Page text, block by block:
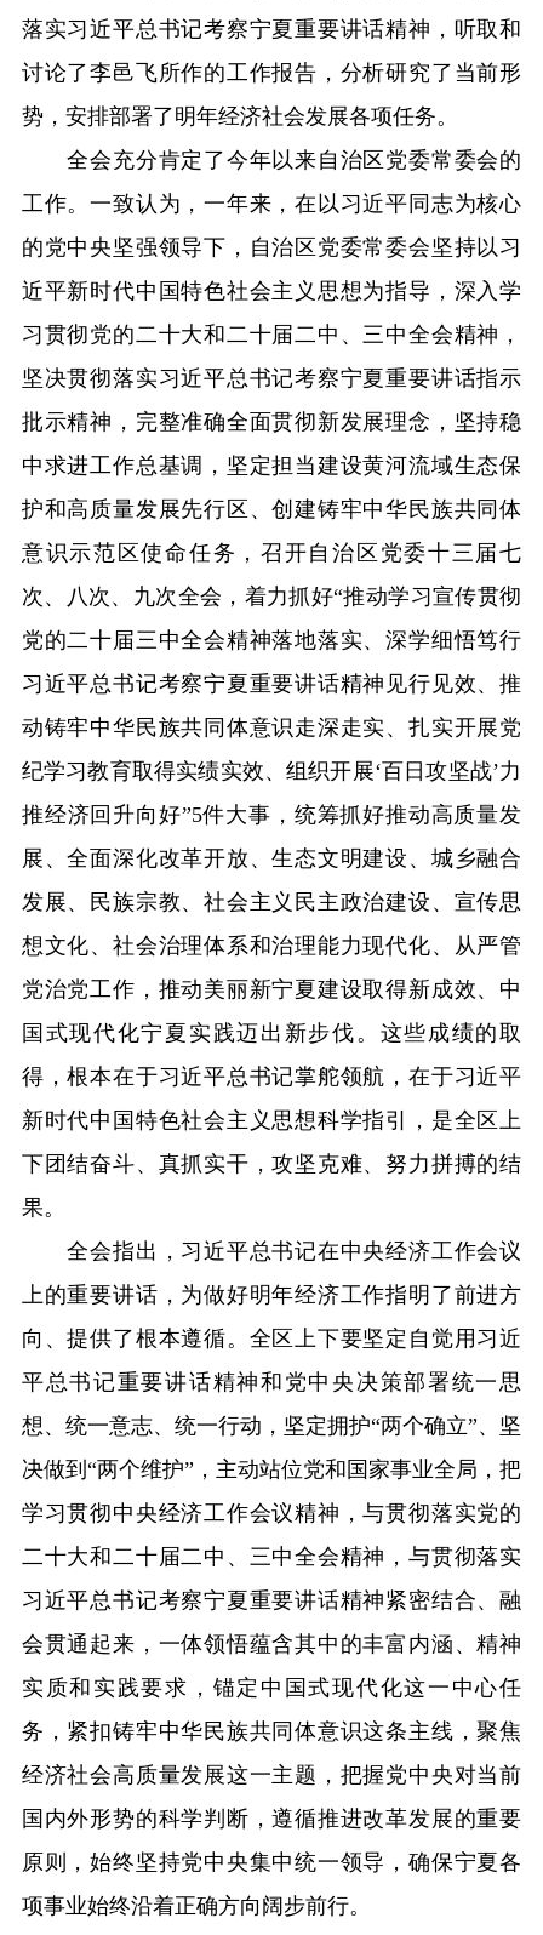
落实习近平总书记考察宁夏重要讲话精神，听取和
讨论了李邑飞所作的工作报告，分析研究了当前形
势，安排部署了明年经济社会发展各项任务。
全会充分肯定了今年以来自治区党委常委会的
工作。一致认为，一年来，在以习近平同志为核心
的党中央坚强领导下，自治区党委常委会坚持以习
近平新时代中国特色社会主义思想为指导，深入学
习贯彻党的二十大和二十届二中、三中全会精神，
坚决贯彻落实习近平总书记考察宁夏重要讲话指示
批示精神，完整准确全面贯彻新发展理念，坚持稳
中求进工作总基调，坚定担当建设黄河流域生态保
护和高质量发展先行区、创建铸牢中华民族共同体
意识示范区使命任务，召开自治区党委十三届七
次、八次、九次全会，着力抓好“推动学习宣传贯彻
党的二十届三中全会精神落地落实、深学细悟笃行
习近平总书记考察宁夏重要讲话精神见行见效、推
动铸牢中华民族共同体意识走深走实、扎实开展党
纪学习教育取得实绩实效、组织开展‘百日攻坚战’力
推经济回升向好”5件大事，统筹抓好推动高质量发
展、全面深化改革开放、生态文明建设、城乡融合
发展、民族宗教、社会主义民主政治建设、宣传思
想文化、社会治理体系和治理能力现代化、从严管
党治党工作，推动美丽新宁夏建设取得新成效、中
国式现代化宁夏实践迈出新步伐。这些成绩的取
得，根本在于习近平总书记掌舵领航，在于习近平
新时代中国特色社会主义思想科学指引，是全区上
下团结奋斗、真抓实干，攻坚克难、努力拼搏的结
果。
全会指出，习近平总书记在中央经济工作会议
上的重要讲话，为做好明年经济工作指明了前进方
向、提供了根本遵循。全区上下要坚定自觉用习近
平总书记重要讲话精神和党中央决策部署统一思
想、统一意志、统一行动，坚定拥护“两个确立”、坚
决做到“两个维护”，主动站位党和国家事业全局，把
学习贯彻中央经济工作会议精神，与贯彻落实党的
二十大和二十届二中、三中全会精神，与贯彻落实
习近平总书记考察宁夏重要讲话精神紧密结合、融
会贯通起来，一体领悟蕴含其中的丰富内涵、精神
实质和实践要求，锚定中国式现代化这一中心任
务，紧扣铸牢中华民族共同体意识这条主线，聚焦
经济社会高质量发展这一主题，把握党中央对当前
国内外形势的科学判断，遵循推进改革发展的重要
原则，始终坚持党中央集中统一领导，确保宁夏各
项事业始终沿着正确方向阔步前行。